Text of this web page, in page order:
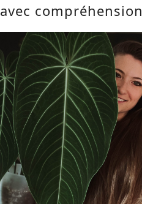
avec compréhension